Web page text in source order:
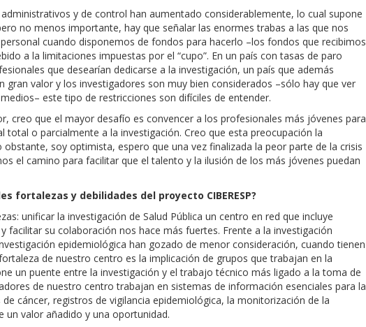
y de control han aumentado considerablemente, lo cual supone
no menos importante, hay que señalar las enormes trabas a las que nos
cuando disponemos de fondos para hacerlo –los fondos que recibimos
a la limitaciones impuestas por el “cupo”. En un país con tasas de paro
que desearían dedicarse a la investigación, un país que además
gran valor y los investigadores son muy bien considerados –sólo hay que ver
este tipo de restricciones son difíciles de entender.
creo que el mayor desafío es convencer a los profesionales más jóvenes para
total o parcialmente a la investigación. Creo que esta preocupación la
soy optimista, espero que una vez finalizada la peor parte de la crisis
el camino para facilitar que el talento y la ilusión de los más jóvenes puedan
fortalezas y debilidades del proyecto CIBERESP?
unificar la investigación de Salud Pública un centro en red que incluye
facilitar su colaboración nos hace más fuertes. Frente a la investigación
epidemiológica han gozado de menor consideración, cuando tienen
de nuestro centro es la implicación de grupos que trabajan en la
un puente entre la investigación y el trabajo técnico más ligado a la toma de
de nuestro centro trabajan en sistemas de información esenciales para la
cáncer, registros de vigilancia epidemiológica, la monitorización de la
valor añadido y una oportunidad.